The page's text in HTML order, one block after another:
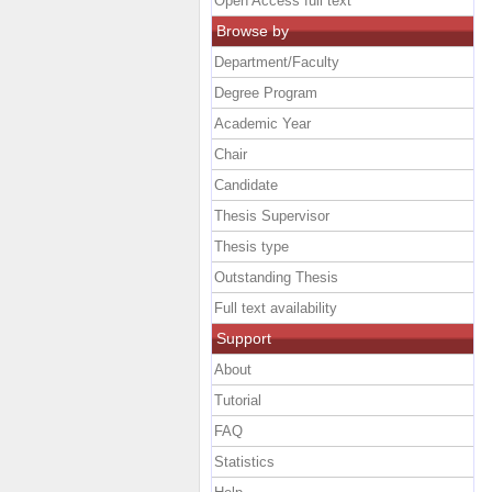
Browse by
Department/Faculty
Degree Program
Academic Year
Chair
Candidate
Thesis Supervisor
Thesis type
Outstanding Thesis
Full text availability
Support
About
Tutorial
FAQ
Statistics